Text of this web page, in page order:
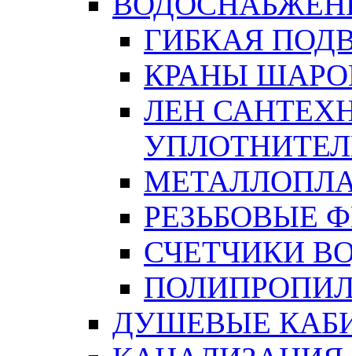
ГИБКАЯ
КРАНЫ
ЛЕН
РЕЗЬБОВЫЕ
СЧЕТЧИКИ
ДУШЕВЫЕ